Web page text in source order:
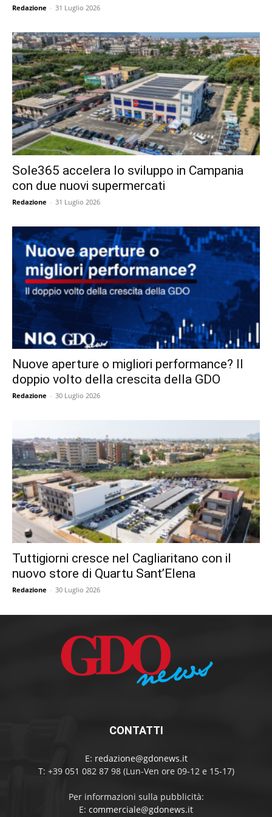
Redazione - 31 Luglio 2026
Sole365 accelera lo sviluppo in Campania
con due nuovi supermercati
Redazione - 31 Luglio 2026
Nuove aperture o migliori performance? Il
doppio volto della crescita della GDO
Redazione - 30 Luglio 2026
Tuttigiorni cresce nel Cagliaritano con il
nuovo store di Quartu Sant’Elena
Redazione - 30 Luglio 2026
CONTATTI
E: redazione@gdonews.it
T: +39 051 082 87 98 (Lun-Ven ore 09-12 e 15-17)
Per informazioni sulla pubblicità:
E: commerciale@gdonews.it